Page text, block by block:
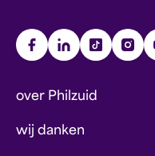
over Philzuid
wij danken